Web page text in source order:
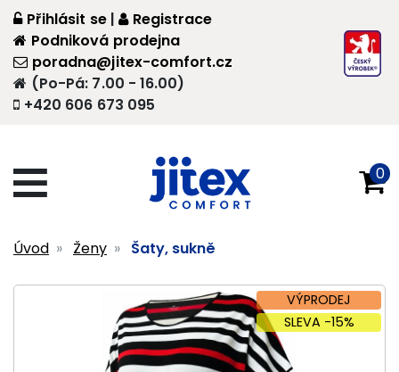
+420 606 673 095
(Po-Pá: 7.00 - 16.00)
poradna@jitex-comfort.cz
Přihlásit se |
Registrace
Podniková prodejna
0
Úvod Ženy Šaty, sukně
VÝPRODEJ
SLEVA -15%